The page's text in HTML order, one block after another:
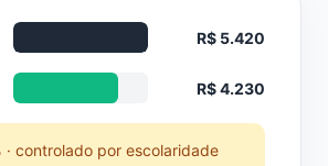
R$ 5.420
R$ 4.230
· controlado por escolaridade